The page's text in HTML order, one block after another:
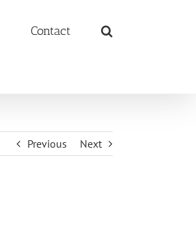
Contact
Previous Next